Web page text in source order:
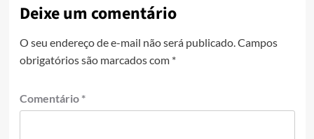
Deixe um comentário
O seu endereço de e-mail não será publicado. Campos
obrigatórios são marcados com *
Comentário *